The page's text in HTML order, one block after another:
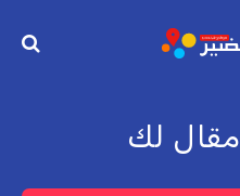
مقال لك